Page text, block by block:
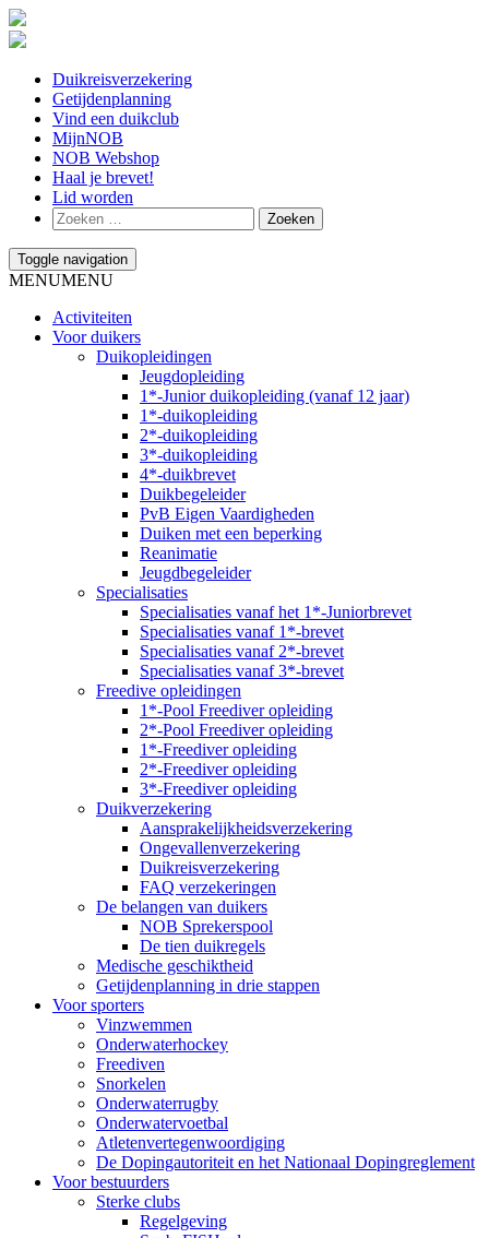
Duikreisverzekering
Getijdenplanning
Vind een duikclub
MijnNOB
NOB Webshop
Haal je brevet!
Lid worden
Toggle navigation
MENUMENU
Activiteiten
Voor duikers
Duikopleidingen
Jeugdopleiding
1*-Junior duikopleiding (vanaf 12 jaar)
1*-duikopleiding
2*-duikopleiding
3*-duikopleiding
4*-duikbrevet
Duikbegeleider
PvB Eigen Vaardigheden
Duiken met een beperking
Reanimatie
Jeugdbegeleider
Specialisaties
Specialisaties vanaf het 1*-Juniorbrevet
Specialisaties vanaf 1*-brevet
Specialisaties vanaf 2*-brevet
Specialisaties vanaf 3*-brevet
Freedive opleidingen
1*-Pool Freediver opleiding
2*-Pool Freediver opleiding
1*-Freediver opleiding
2*-Freediver opleiding
3*-Freediver opleiding
Duikverzekering
Aansprakelijkheidsverzekering
Ongevallenverzekering
Duikreisverzekering
FAQ verzekeringen
De belangen van duikers
NOB Sprekerspool
De tien duikregels
Medische geschiktheid
Getijdenplanning in drie stappen
Voor sporters
Vinzwemmen
Onderwaterhockey
Freediven
Snorkelen
Onderwaterrugby
Onderwatervoetbal
Atletenvertegenwoordiging
De Dopingautoriteit en het Nationaal Dopingreglement
Voor bestuurders
Sterke clubs
Regelgeving